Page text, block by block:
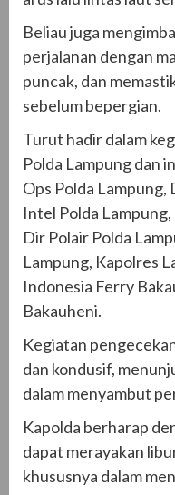
Beliau juga
perjalanan dengan
puncak, dan
sebelum bepergian.
Turut hadir dalam
Polda Lampung dan
Ops Polda
Intel Polda
Dir Polair Polda
Lampung, Kapolres
Indonesia Ferry
Bakauheni.
Kegiatan
dan kondusif,
dalam menyambut
Kapolda berharap
dapat merayakan
khususnya dalam